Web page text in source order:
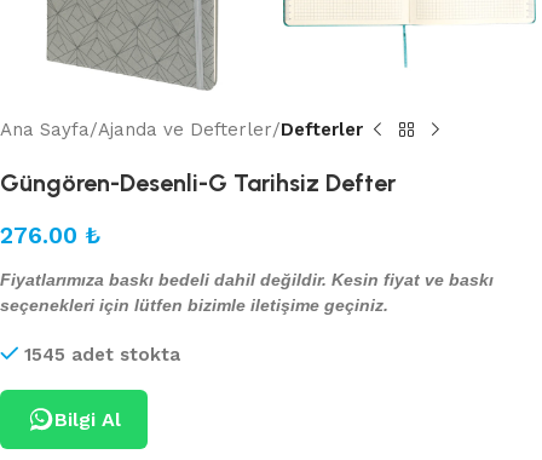
Ana Sayfa Ajanda ve Defterler Defterler
Güngören-Desenli-G Tarihsiz Defter
276.00 ₺
Fiyatlarımıza baskı bedeli dahil değildir. Kesin fiyat ve baskı
seçenekleri için lütfen bizimle iletişime geçiniz.
1545 adet stokta
Bilgi Al